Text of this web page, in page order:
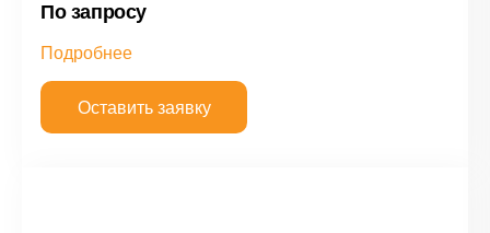
По запросу
Подробнее
Оставить заявку